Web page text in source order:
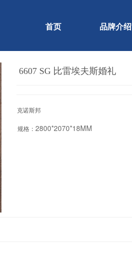
首页 品牌介绍
6607 SG 比雷埃夫斯婚礼
克诺斯邦
规格： 2800*2070*18MM